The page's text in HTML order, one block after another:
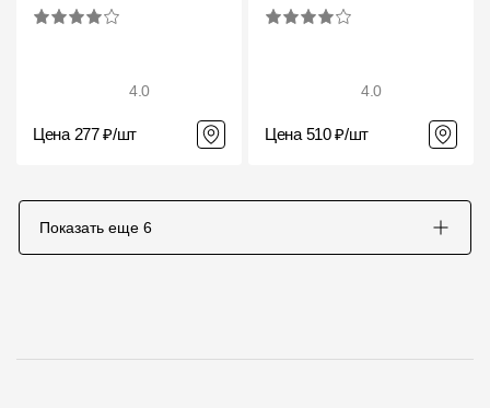
4.0
Цена 277 ₽/шт
4.0
Цена 510 ₽/шт
Показать еще 6